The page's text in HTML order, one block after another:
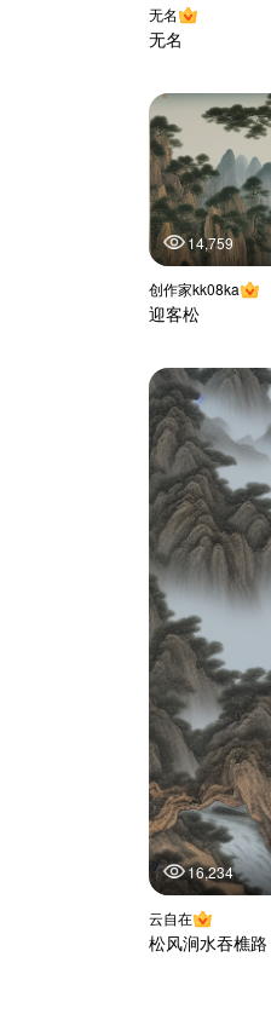
无名
无名
14,759
创作家kk08ka
迎客松
16,234
云自在
松风涧水吞樵路